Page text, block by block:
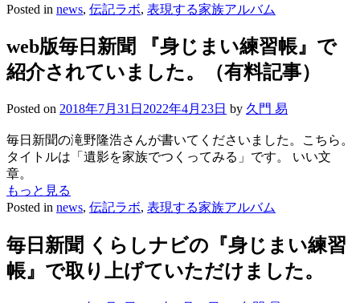
Posted in news, 伝記ラボ, 表現する家族アルバム
web版毎日新聞 『身じまい練習帳』で
紹介されていました。（有料記事）
Posted on 2018年7月31日 2022年4月23日 by 久門 易
毎日新聞の滝野隆浩さんが書いてくださいました。こちら。
タイトルは「遺影を家族でつくってみる」です。 いい文
章。
もっと見る
Posted in news, 伝記ラボ, 表現する家族アルバム
毎日新聞 くらしナビの『身じまい練習
帳』で取り上げていただけました。